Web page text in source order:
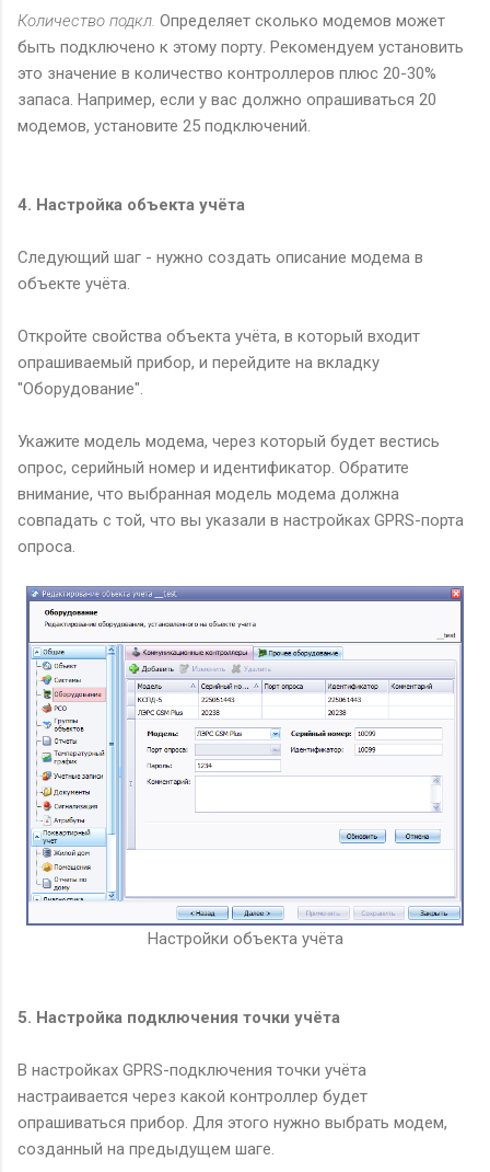
Количество подкл. Определяет сколько модемов может
быть подключено к этому порту. Рекомендуем установить
это значение в количество контроллеров плюс 20-30%
запаса. Например, если у вас должно опрашиваться 20
модемов, установите 25 подключений.
4. Настройка объекта учёта
Следующий шаг - нужно создать описание модема в
объекте учёта.
Откройте свойства объекта учёта, в который входит
опрашиваемый прибор, и перейдите на вкладку
"Оборудование".
Укажите модель модема, через который будет вестись
опрос, серийный номер и идентификатор. Обратите
внимание, что выбранная модель модема должна
совпадать с той, что вы указали в настройках GPRS-порта
опроса.
Настройки объекта учёта
5. Настройка подключения точки учёта
В настройках GPRS-подключения точки учёта
настраивается через какой контроллер будет
опрашиваться прибор. Для этого нужно выбрать модем,
созданный на предыдущем шаге.